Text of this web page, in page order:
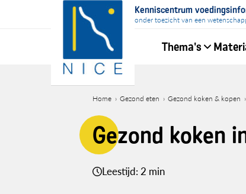
Kenniscentrum
onder toezicht van een
Thema's
Kruimelpad
Home Gezond eten Gezond koken & kopen
Gezond koken
Leestijd: 2 min